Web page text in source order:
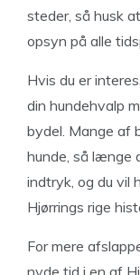
steder, så husk
opsyn på alle
Hvis du er
din hundehvalp
bydel. Mange af
hunde, så længe
indtryk, og du vil
Hjørrings rige
For mere
nyde tid i en af